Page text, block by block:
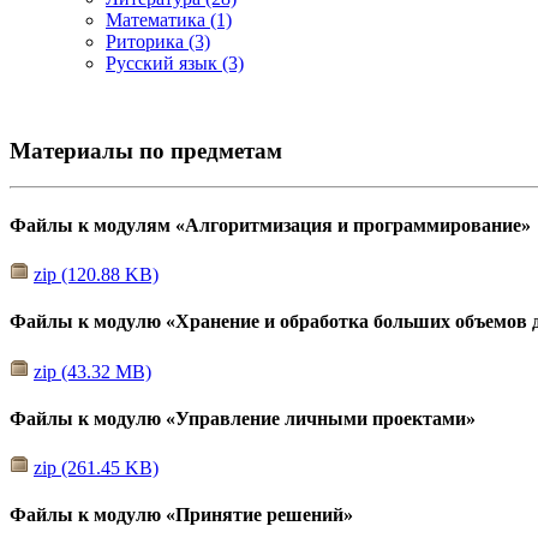
Математика (1)
Риторика (3)
Русский язык (3)
Материалы по предметам
Файлы к модулям «Алгоритмизация и программирование»
zip (120.88 KB)
Файлы к модулю «Хранение и обработка больших объемов
zip (43.32 MB)
Файлы к модулю «Управление личными проектами»
zip (261.45 KB)
Файлы к модулю «Принятие решений»